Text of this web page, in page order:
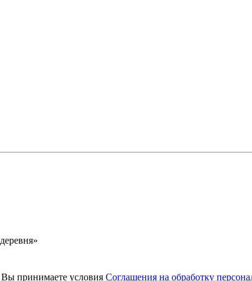
принимаете условия Соглашения на обработку